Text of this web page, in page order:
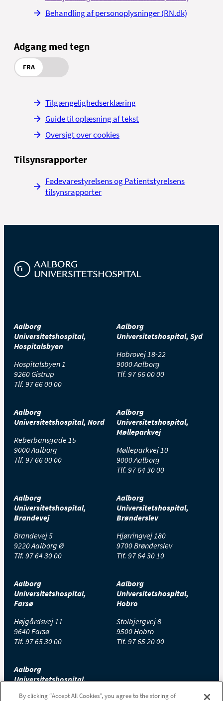
Behandling af personoplysninger (RN.dk)
Adgang med tegn
FRA
Tilgængelighedserklæring
Guide til oplæsning af tekst
Oversigt over cookies
Tilsynsrapporter
Fødevarestyrelsens og Patientstyrelsens
tilsynsrapporter
Aalborg
Universitetshospital,
Hospitalsbyen
Hospitalsbyen 1
9260 Gistrup
Tlf. 97 66 00 00
Aalborg
Universitetshospital, Syd
Hobrovej 18-22
9000 Aalborg
Tlf. 97 66 00 00
Aalborg
Universitetshospital, Nord
Reberbansgade 15
9000 Aalborg
Tlf. 97 66 00 00
Aalborg
Universitetshospital,
Mølleparkvej
Mølleparkvej 10
9000 Aalborg
Tlf. 97 64 30 00
Aalborg
Universitetshospital,
Brandevej
Brandevej 5
9220 Aalborg Ø
Tlf. 97 64 30 00
Aalborg
Universitetshospital,
Brønderslev
Hjørringvej 180
9700 Brønderslev
Tlf. 97 64 30 10
Aalborg
Universitetshospital,
Farsø
Højgårdsvej 11
9640 Farsø
Tlf. 97 65 30 00
Aalborg
Universitetshospital,
Hobro
Stolbjergvej 8
9500 Hobro
Tlf. 97 65 20 00
Aalborg
Universitetshospital,
By clicking “Accept All Cookies”, you agree to the storing of